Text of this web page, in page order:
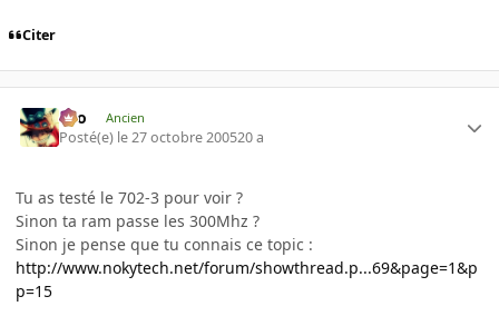
Citer
eYo Ancien
Posté(e) le 27 octobre 200520 a
Tu as testé le 702-3 pour voir ?
Sinon ta ram passe les 300Mhz ?
Sinon je pense que tu connais ce topic :
http://www.nokytech.net/forum/showthread.p...69&page=1&p
p=15